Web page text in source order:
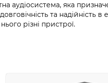
аудіосистема, яка
та
різні пристрої.